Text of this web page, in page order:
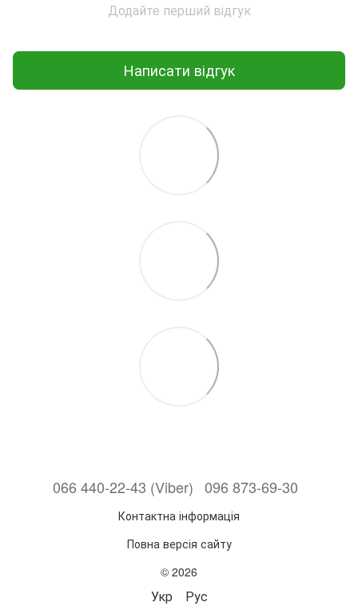
Додайте перший відгук
Написати відгук
066 440-22-43 (Viber) 096 873-69-30
Контактна інформація
Повна версія сайту
© 2026
Укр Рус